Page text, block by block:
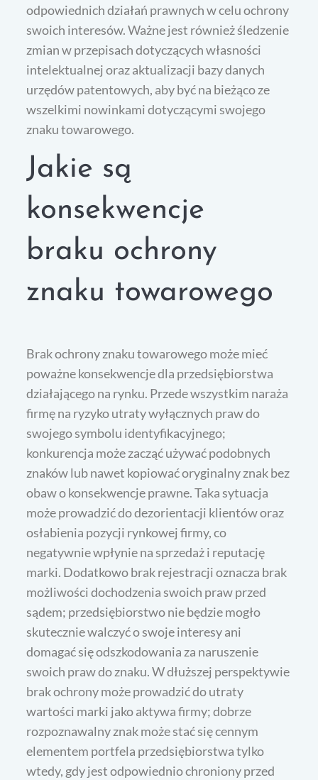
odpowiednich działań prawnych w celu ochrony
swoich interesów. Ważne jest również śledzenie
zmian w przepisach dotyczących własności
intelektualnej oraz aktualizacji bazy danych
urzędów patentowych, aby być na bieżąco ze
wszelkimi nowinkami dotyczącymi swojego
znaku towarowego.
Jakie są
konsekwencje
braku ochrony
znaku towarowego
Brak ochrony znaku towarowego może mieć
poważne konsekwencje dla przedsiębiorstwa
działającego na rynku. Przede wszystkim naraża
firmę na ryzyko utraty wyłącznych praw do
swojego symbolu identyfikacyjnego;
konkurencja może zacząć używać podobnych
znaków lub nawet kopiować oryginalny znak bez
obaw o konsekwencje prawne. Taka sytuacja
może prowadzić do dezorientacji klientów oraz
osłabienia pozycji rynkowej firmy, co
negatywnie wpłynie na sprzedaż i reputację
marki. Dodatkowo brak rejestracji oznacza brak
możliwości dochodzenia swoich praw przed
sądem; przedsiębiorstwo nie będzie mogło
skutecznie walczyć o swoje interesy ani
domagać się odszkodowania za naruszenie
swoich praw do znaku. W dłuższej perspektywie
brak ochrony może prowadzić do utraty
wartości marki jako aktywa firmy; dobrze
rozpoznawalny znak może stać się cennym
elementem portfela przedsiębiorstwa tylko
wtedy, gdy jest odpowiednio chroniony przed